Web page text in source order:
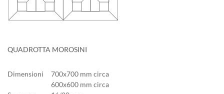
600x600 mm circa
16/20 mm